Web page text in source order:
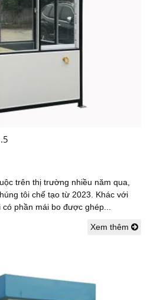
trên thị trường nhiều năm qua,
tôi chế tạo từ 2023. Khác với
phần mái bo được ghép...
Xem thêm